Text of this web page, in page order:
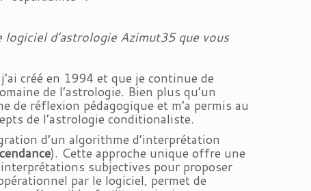
d’astrologie Azimut35 que vous
créé en 1994 et que je continue de
de l’astrologie. Bien plus qu’un
de réflexion pédagogique et m’a permis au
de l’astrologie conditionaliste.
d’un algorithme d’interprétation
). Cette approche unique offre une
subjectives pour proposer
par le logiciel, permet de